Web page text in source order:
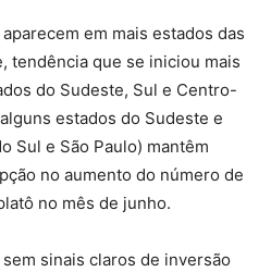
em mais estados das
tendência que se iniciou mais
do Sudeste, Sul e Centro-
estados do Sudeste e
Sul e São Paulo) mantêm
no aumento do número de
no mês de junho.
sinais claros de inversão